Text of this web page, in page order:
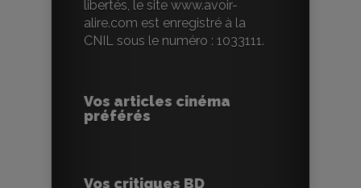
libertés, le site www.avoir-
alire.com est enregistré à la
CNIL sous le numéro : 1033111.
Vos articles cinéma
préférés
Vos critiques BD